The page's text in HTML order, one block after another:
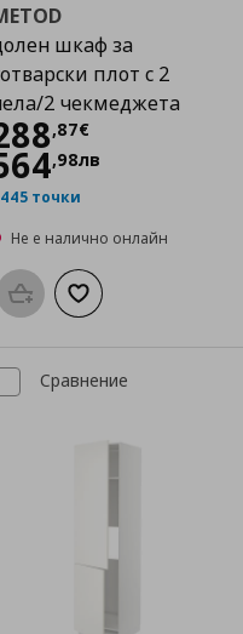
шкаф за
плот с 2
2 чекмеджета
,87€288,87 €
,98лв
точки
Не е налично онлайн
Προσθήκη στο καλάθι
Добави към
Сравнение